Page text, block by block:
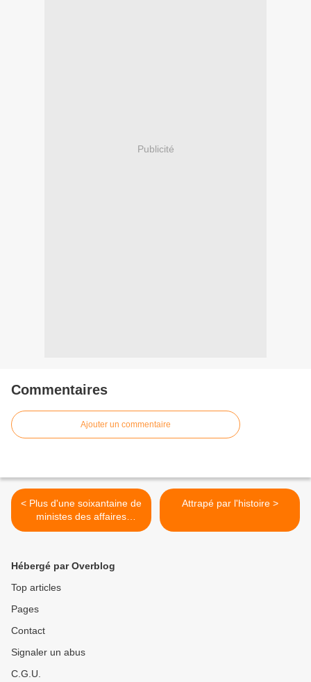
Publicité
Commentaires
Ajouter un commentaire
< Plus d'une soixantaine de
ministes des affaires
étrangères prendront part à
Attrapé par l'histoire >
Hébergé par Overblog
Top articles
Pages
Contact
Signaler un abus
C.G.U.